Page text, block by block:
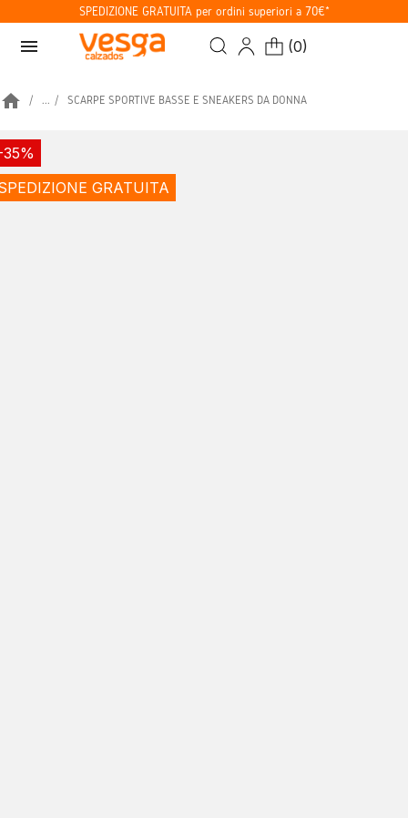
SPEDIZIONE GRATUITA per ordini superiori a 70€*
menu (0)
home ... SCARPE SPORTIVE BASSE E SNEAKERS DA DONNA
GRATUITA